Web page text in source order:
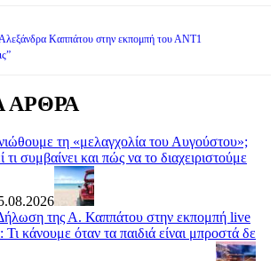
Καππάτου στην εκπομπή του ΑΝΤ1
ΑΡΘΡΑ
τη «μελαγχολία του Αυγούστου»;
τι συμβαίνει και πώς να το διαχειριστούμε
της Α. Καππάτου στην εκπομπή live
κάνουμε όταν τα παιδιά είναι μπροστά δε